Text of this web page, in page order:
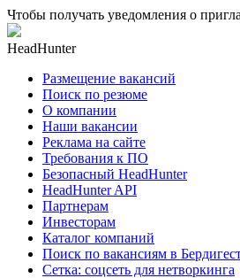
Чтобы получать уведомления о
HeadHunter
Размещение вакансий
Поиск по резюме
О компании
Наши вакансии
Реклама на сайте
Требования к ПО
Безопасный HeadHunter
HeadHunter API
Партнерам
Инвесторам
Каталог компаний
Поиск по вакансиям в
Сетка: соцсеть для нетворкинга